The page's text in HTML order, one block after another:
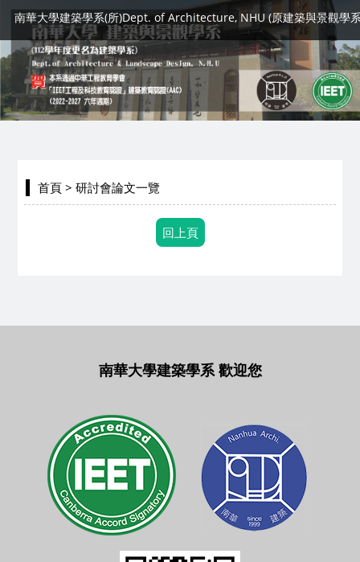
南華大學建築學系(所)Dept. of Architecture, NHU (原建築與景觀學
首頁 > 研討會論文一覽
回上頁
南華大學建築學系 歡迎您